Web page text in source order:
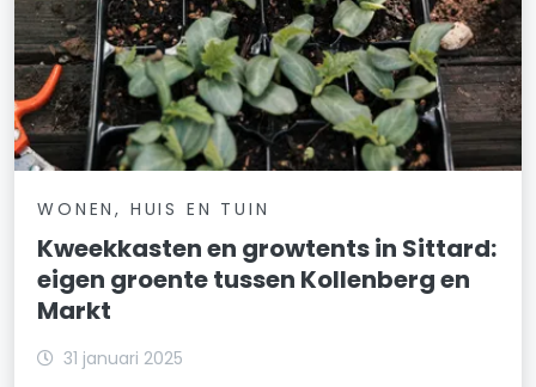
WONEN, HUIS EN TUIN
Kweekkasten en growtents in Sittard:
eigen groente tussen Kollenberg en
Markt
31 januari 2025